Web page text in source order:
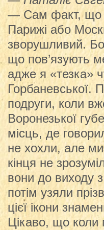
— Сам факт, що
Парижі або
зворушливий. Бо
що пов’язують
адже я «тезка»
Горбаневської.
подруги, коли
Воронезької
місць, де
не хохли, але
кінця не
вони до виходу з
потім узяли
цієї ікони
Цікаво, що коли